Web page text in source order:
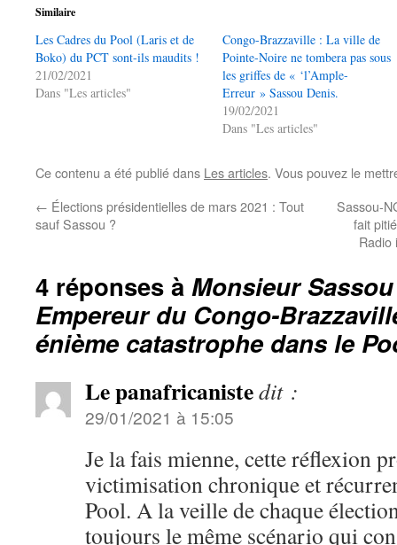
Similaire
Les Cadres du Pool (Laris et de
Boko) du PCT sont-ils maudits !
21/02/2021
Dans "Les articles"
Congo-Brazzaville : La ville de
Pointe-Noire ne tombera pas sous
les griffes de « ‘l’Ample-
Erreur » Sassou Denis.
19/02/2021
Dans "Les articles"
Ce contenu a été publié dans Les articles. Vous pouvez le
← Élections présidentielles de mars 2021 : Tout
sauf Sassou ?
Sassou-
fait
Radio
4 réponses à Monsieur
Empereur du Congo-
énième catastrophe dans le
Le panafricanistedit :
29/01/2021 à 15:05
Je la fais mienne, cette réflexion
victimisation chronique et
Pool. A la veille de chaque
toujours le même scénario qui